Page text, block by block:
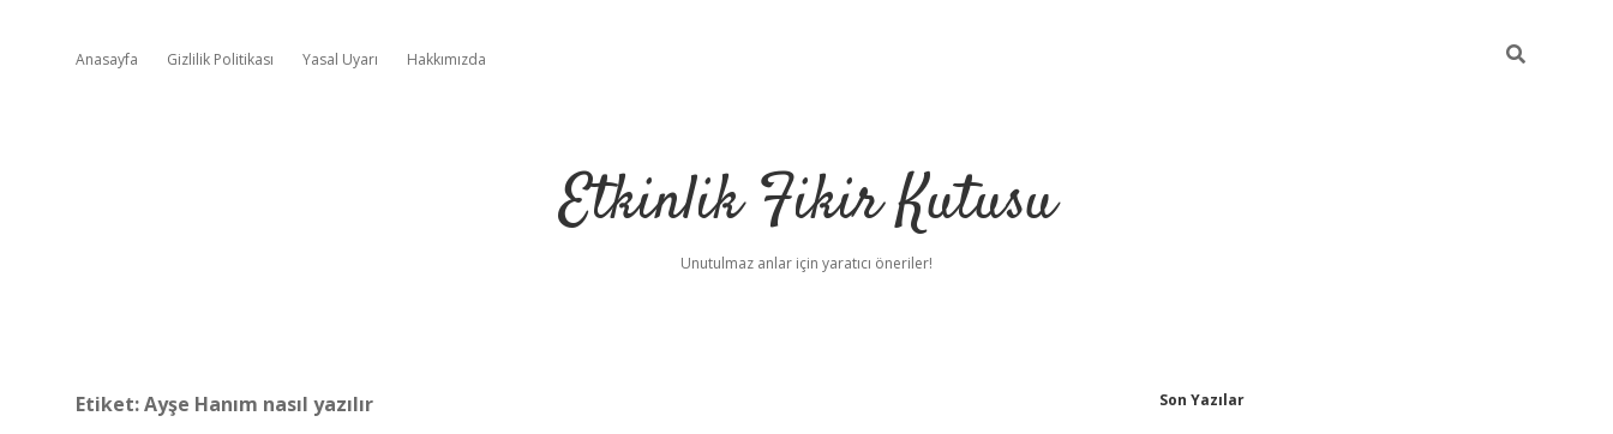
Anasayfa Gizlilik Politikası Yasal Uyarı Hakkımızda
Etkinlik Fikir Kutusu
Unutulmaz anlar için yaratıcı öneriler!
Etiket:Ayşe Hanım nasıl yazılır Sidebar
Son Yazılar